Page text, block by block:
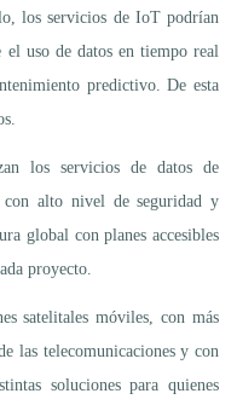
los servicios de IoT podrían
el uso de datos en tiempo real
predictivo. De esta
los servicios de datos de
con alto nivel de seguridad y
global con planes accesibles
proyecto.
satelitales móviles, con más
las telecomunicaciones y con
soluciones para quienes